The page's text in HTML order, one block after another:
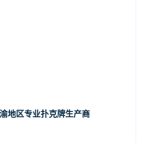
地区专业扑克牌生产商